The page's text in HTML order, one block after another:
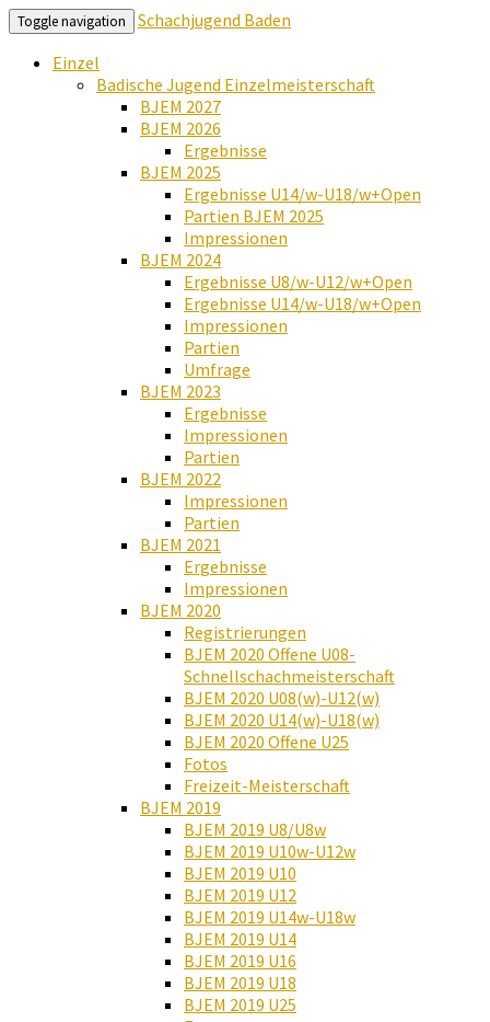
Toggle navigation
Schachjugend Baden
Einzel
Badische Jugend Einzelmeisterschaft
BJEM 2027
BJEM 2026
Ergebnisse
BJEM 2025
Ergebnisse U14/w-U18/w+Open
Partien BJEM 2025
Impressionen
BJEM 2024
Ergebnisse U8/w-U12/w+Open
Ergebnisse U14/w-U18/w+Open
Impressionen
Partien
Umfrage
BJEM 2023
Ergebnisse
Impressionen
Partien
BJEM 2022
Impressionen
Partien
BJEM 2021
Ergebnisse
Impressionen
BJEM 2020
Registrierungen
BJEM 2020 Offene U08-
Schnellschachmeisterschaft
BJEM 2020 U08(w)-U12(w)
BJEM 2020 U14(w)-U18(w)
BJEM 2020 Offene U25
Fotos
Freizeit-Meisterschaft
BJEM 2019
BJEM 2019 U8/U8w
BJEM 2019 U10w-U12w
BJEM 2019 U10
BJEM 2019 U12
BJEM 2019 U14w-U18w
BJEM 2019 U14
BJEM 2019 U16
BJEM 2019 U18
BJEM 2019 U25